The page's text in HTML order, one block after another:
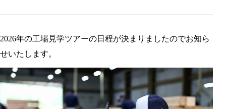
2026年の工場見学ツアーの日程が決まりましたのでお知ら
せいたします。